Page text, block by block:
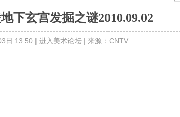
下玄宫发掘之谜2010.09.02
日 13:50 | 进入美术论坛 | 来源：CNTV